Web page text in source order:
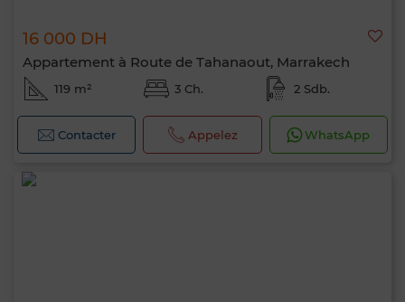
16 000 DH
Appartement à Route de Tahanaout, Marrakech
119 m² 3 Ch. 2 Sdb.
Contacter Appelez WhatsApp